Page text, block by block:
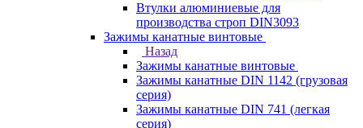
Втулки алюминиевые для
производства строп DIN3093
Зажимы канатные винтовые
Назад
Зажимы канатные винтовые
Зажимы канатные DIN 1142 (грузовая
серия)
Зажимы канатные DIN 741 (легкая
серия)